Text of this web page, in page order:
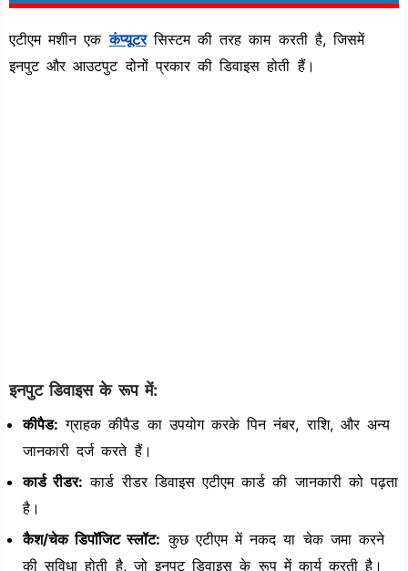
एटीएम मशीन एककंप्यूटरसिस्टम की तरह काम करती है, जिसमें
इनपुट और आउटपुट दोनों प्रकार की डिवाइस होती हैं।
इनपुट डिवाइस के रूप में:
कीपैड: ग्राहक कीपैड का उपयोग करके पिन नंबर, राशि, और अन्य
जानकारी दर्ज करते हैं।
कार्ड रीडर: कार्ड रीडर डिवाइस एटीएम कार्ड की जानकारी को पढ़ता
है।
कैश/चेक डिपॉजिट स्लॉट: कुछ एटीएम में नकद या चेक जमा करने
की सुविधा होती है, जो इनपुट डिवाइस के रूप में कार्य करती है।